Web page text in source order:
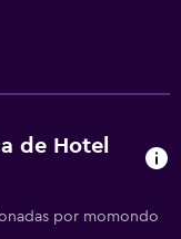
de Hotel
por momondo